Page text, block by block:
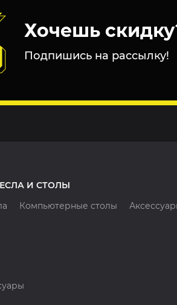
Хочешь
Подпишись на рассылку!
И СТОЛЫ
Компьютерные столы